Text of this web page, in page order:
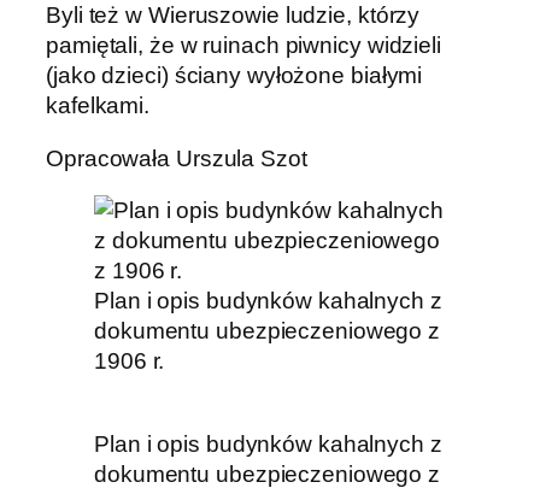
Byli też w Wieruszowie ludzie, którzy
pamiętali, że w ruinach piwnicy widzieli
(jako dzieci) ściany wyłożone białymi
kafelkami.
Opracowała Urszula Szot
Plan i opis budynków kahalnych z
dokumentu ubezpieczeniowego z
1906 r.
Plan i opis budynków kahalnych z
dokumentu ubezpieczeniowego z